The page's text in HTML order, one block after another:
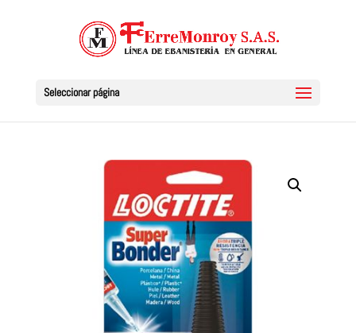
Seleccionar página